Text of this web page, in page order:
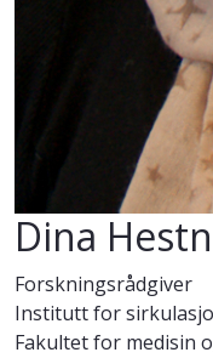
Dina
Forskningsrådgiver
Institutt for
Fakultet for medisin